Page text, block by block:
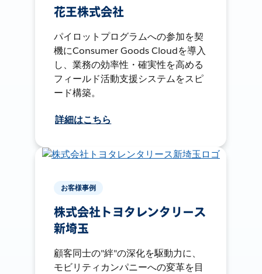
花王株式会社
パイロットプログラムへの参加を契
機にConsumer Goods Cloudを導入
し、業務の効率性・確実性を高める
フィールド活動支援システムをスピ
ード構築。
詳細はこちら
お客様事例
株式会社トヨタレンタリース
新埼玉
顧客同士の"絆"の深化を駆動力に、
モビリティカンパニーへの変革を目